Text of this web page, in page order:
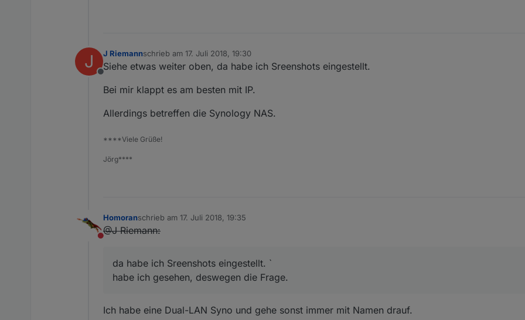
J
Offline
J Riemannschrieb am 17. Juli 2018, 19:30
zuletzt editiert von
Siehe etwas weiter oben, da habe ich Sreenshots eingestellt.
Bei mir klappt es am besten mit IP.
Allerdings betreffen die Synology NAS.
****Viele Grüße!
Jörg****
Nicht stören
Homoranschrieb am 17. Juli 2018, 19:35
zuletzt editiert von
@J Riemann:
da habe ich Sreenshots eingestellt. `
habe ich gesehen, deswegen die Frage.
Ich habe eine Dual-LAN Syno und gehe sonst immer mit Namen drauf.